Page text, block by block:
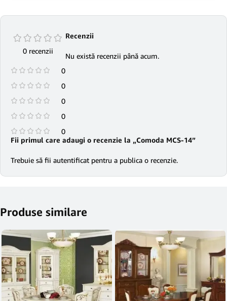
0 recenzii
0
0
0
0
0
Recenzii
Nu există recenzii până acum.
Fii primul care adaugi o recenzie la „Comoda MCS-14”
Trebuie să fii autentificat pentru a publica o recenzie.
Produse similare